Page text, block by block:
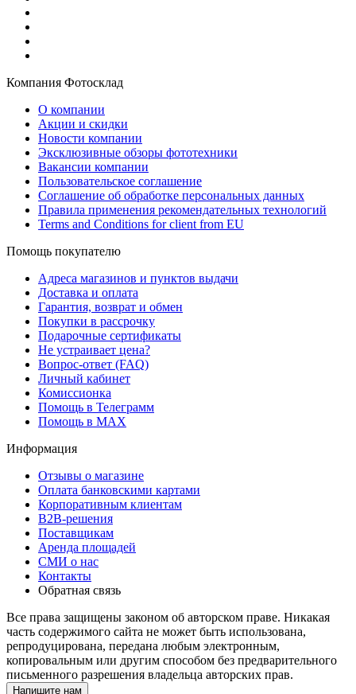
Компания Фотосклад
О компании
Акции и скидки
Новости компании
Эксклюзивные обзоры фототехники
Вакансии компании
Пользовательское соглашение
Соглашение об обработке персональных данных
Правила применения рекомендательных технологий
Terms and Conditions for client from EU
Помощь покупателю
Адреса магазинов и пунктов выдачи
Доставка и оплата
Гарантия, возврат и обмен
Покупки в рассрочку
Подарочные сертификаты
Не устраивает цена?
Вопрос-ответ (FAQ)
Личный кабинет
Комиссионка
Помощь в Телеграмм
Помощь в MAX
Информация
Отзывы о магазине
Оплата банковскими картами
Корпоративным клиентам
B2B-решения
Поставщикам
Аренда площадей
СМИ о нас
Контакты
Обратная связь
Все права защищены законом об авторском праве. Никакая
часть содержимого сайта не может быть использована,
репродуцирована, передана любым электронным,
копировальным или другим способом без предварительного
письменного разрешения владельца авторских прав.
Напишите нам